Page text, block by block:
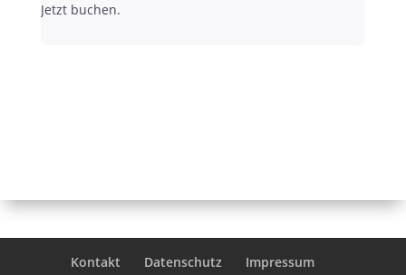
Jetzt buchen.
Kontakt Datenschutz
Impressum